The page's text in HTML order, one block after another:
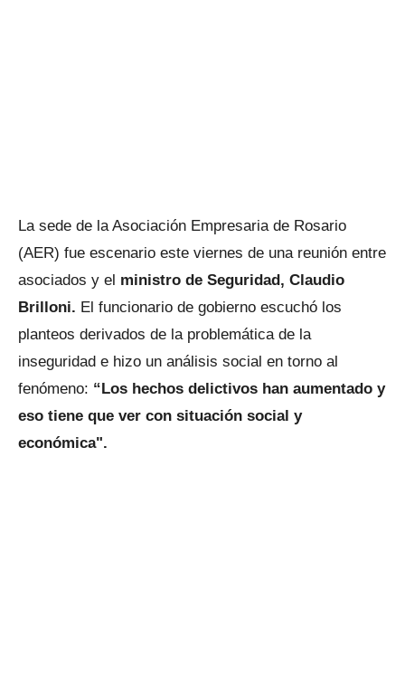
La sede de la Asociación Empresaria de Rosario
(AER) fue escenario este viernes de una reunión entre
asociados y el ministro de Seguridad, Claudio
Brilloni. El funcionario de gobierno escuchó los
planteos derivados de la problemática de la
inseguridad e hizo un análisis social en torno al
fenómeno: “Los hechos delictivos han aumentado y
eso tiene que ver con situación social y
económica".